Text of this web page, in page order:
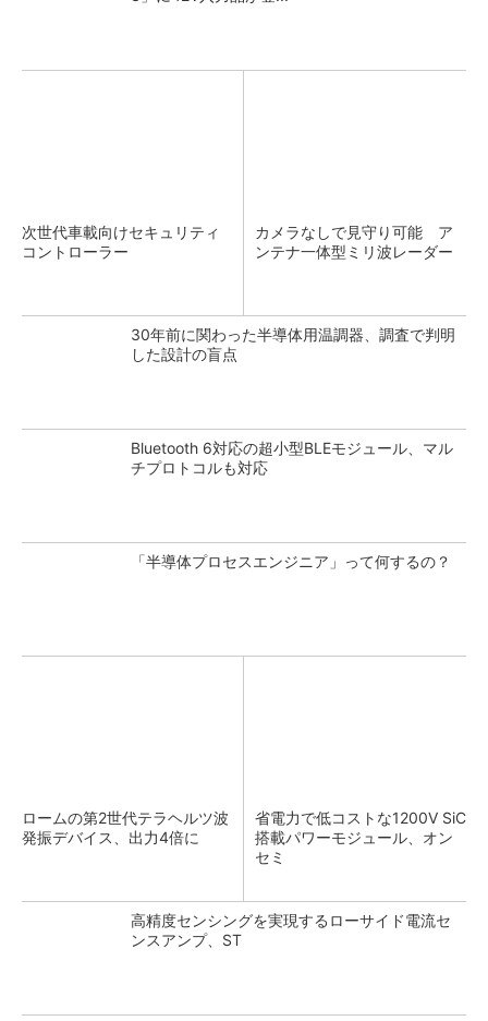
次世代車載向けセキュリティ
コントローラー
カメラなしで見守り可能 ア
ンテナ一体型ミリ波レーダー
30年前に関わった半導体用温調器、調査で判明
した設計の盲点
Bluetooth 6対応の超小型BLEモジュール、マル
チプロトコルも対応
「半導体プロセスエンジニア」って何するの？
ロームの第2世代テラヘルツ波
発振デバイス、出力4倍に
省電力で低コストな1200V SiC
搭載パワーモジュール、オン
セミ
高精度センシングを実現するローサイド電流セ
ンスアンプ、ST